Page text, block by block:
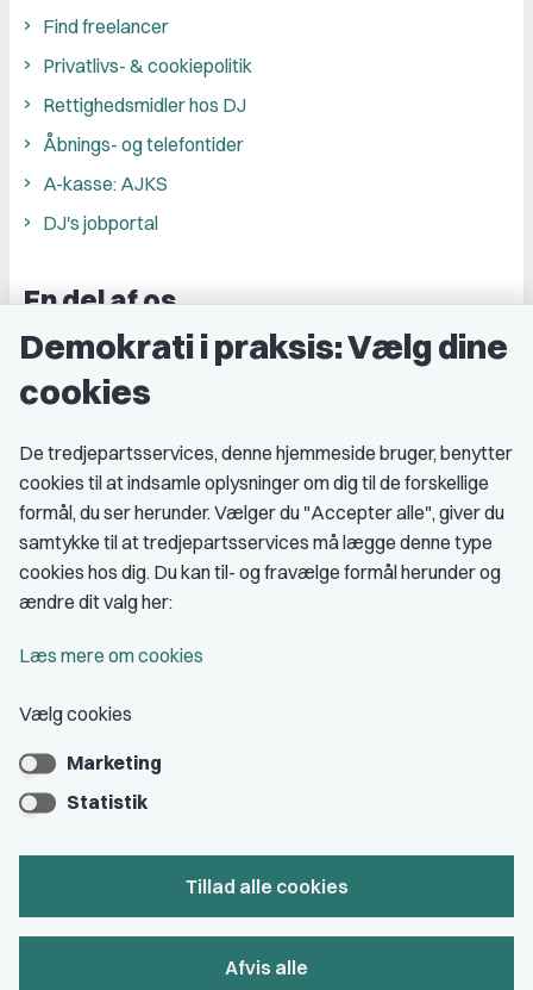
Find freelancer
Privatlivs- & cookiepolitik
Rettighedsmidler hos DJ
Åbnings- og telefontider
A-kasse: AJKS
DJ's jobportal
En del af os
Grupper og kredse
Studenterorganisationer
Medlemskab
Fordele som medlem
Kontingent
Bliv medlem
Privatlivs- & cookiepolitik
Demokrati i praksis: Vælg dine
cookies
De tredjepartsservices, denne hjemmeside bruger, benytter
cookies til at indsamle oplysninger om dig til de forskellige
formål, du ser herunder. Vælger du "Accepter alle", giver du
samtykke til at tredjepartsservices må lægge denne type
cookies hos dig. Du kan til- og fravælge formål herunder og
ændre dit valg her:
Læs mere om cookies
Vælg cookies
Marketing
Statistik
Tillad alle cookies
Afvis alle